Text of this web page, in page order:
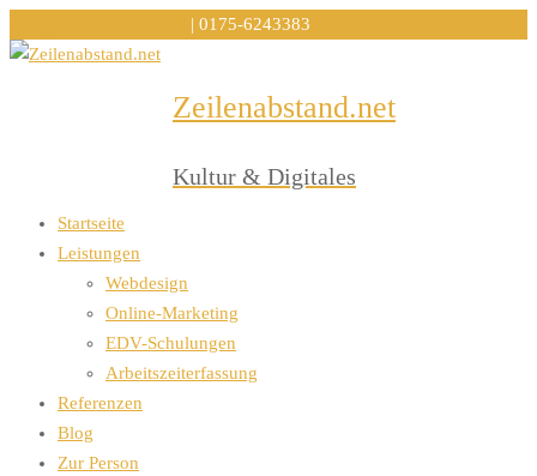
| 0175-6243383
Zeilenabstand.net
Kultur & Digitales
Startseite
Leistungen
Webdesign
Online-Marketing
EDV-Schulungen
Arbeitszeiterfassung
Referenzen
Blog
Zur Person